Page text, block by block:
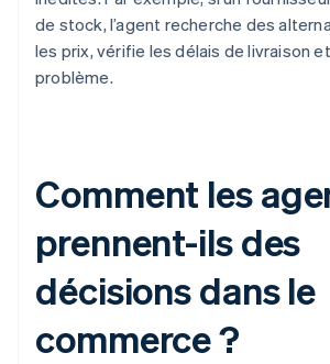
de stock, l’agent recherche des
les prix, vérifie les délais de livraison
problème.
Comment les
prennent-ils des
décisions dans le
commerce ?